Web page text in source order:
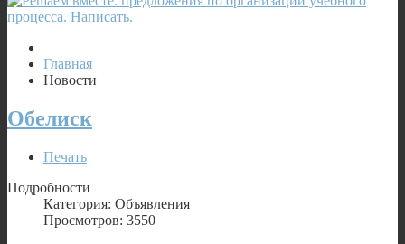
Главная
Новости
Обелиск
Печать
Подробности
Категория: Объявления
Просмотров: 3550